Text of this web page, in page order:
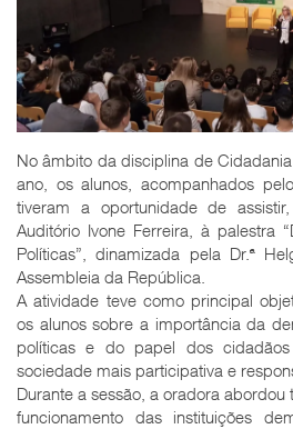
No âmbito da disciplina de
ano, os alunos, acompanhados
tiveram a oportunidade de
Auditório Ivone Ferreira, à palestra
Políticas”, dinamizada pela Dr.ª
Assembleia da República.
A atividade teve como principal
os alunos sobre a importância da
políticas e do papel dos
sociedade mais participativa e
Durante a sessão, a oradora
funcionamento das instituições